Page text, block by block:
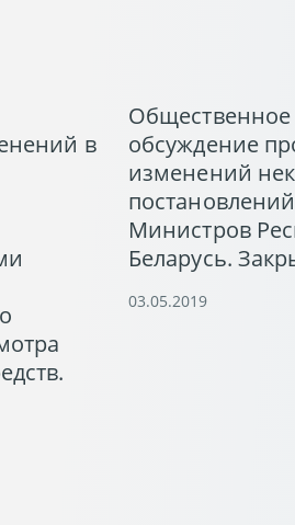
в
Общественное
обсуждение
изменений
Министров
Беларусь.
03.05.2019